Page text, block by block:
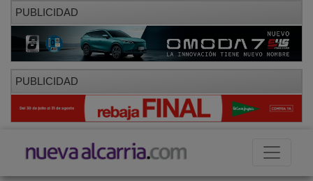
PUBLICIDAD
PUBLICIDAD